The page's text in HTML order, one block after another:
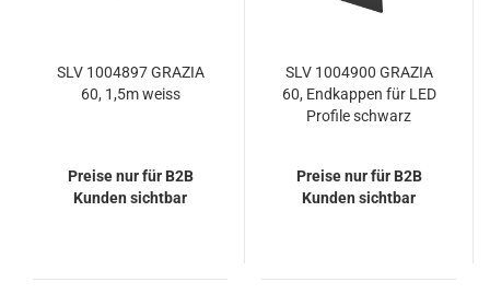
SLV 1004897 GRAZIA
60, 1,5m weiss
Preise nur für B2B
Kunden sichtbar
SLV 1004900 GRAZIA
60, Endkappen für LED
Profile schwarz
Preise nur für B2B
Kunden sichtbar